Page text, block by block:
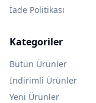
İade Politikası
Kategoriler
Bütün Ürünler
İndirimli Ürünler
Yeni Ürünler